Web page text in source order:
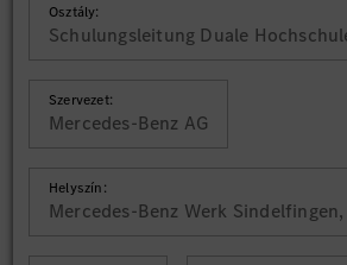
Osztály:
Schulungsleitung Duale
Szervezet:
Mercedes-Benz AG
Helyszín:
Mercedes-Benz Werk